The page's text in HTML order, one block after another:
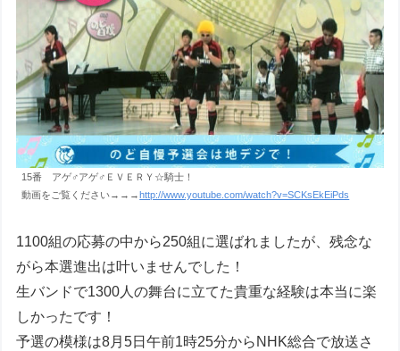
15番 アゲ♂アゲ♂ＥＶＥＲＹ☆騎士！
動画をご覧ください→→→ http://www.youtube.com/watch?v=SCKsEkEiPds
1100組の応募の中から250組に選ばれましたが、残念な
がら本選進出は叶いませんでした！
生バンドで1300人の舞台に立てた貴重な経験は本当に楽
しかったです！
予選の模様は8月5日午前1時25分からNHK総合で放送さ